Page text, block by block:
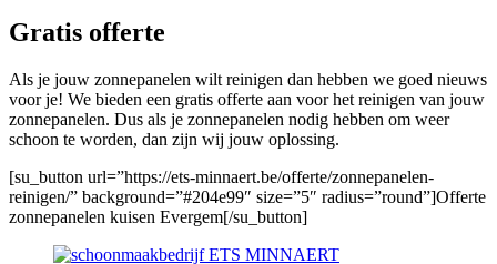
Gratis offerte
Als je jouw zonnepanelen wilt reinigen dan hebben we goed nieuws
voor je! We bieden een gratis offerte aan voor het reinigen van jouw
zonnepanelen. Dus als je zonnepanelen nodig hebben om weer
schoon te worden, dan zijn wij jouw oplossing.
[su_button url=”https://ets-minnaert.be/offerte/zonnepanelen-
reinigen/” background=”#204e99″ size=”5″ radius=”round”]Offerte
zonnepanelen kuisen Evergem[/su_button]